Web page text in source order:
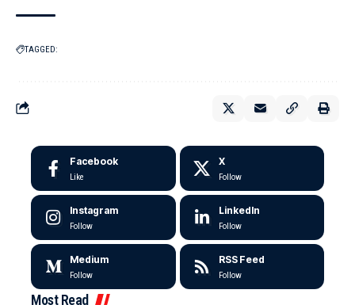
TAGGED:
Facebook
Like
X
Follow
Instagram
Follow
LinkedIn
Follow
Medium
Follow
RSS Feed
Follow
Most Read